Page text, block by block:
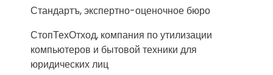
Стандартъ, экспертно-оценочное бюро
СтопТехОтход, компания по утилизации
компьютеров и бытовой техники для
юридических лиц